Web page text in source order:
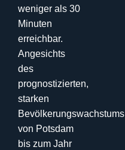
weniger als 30
Minuten
erreichbar.
Angesichts
des
prognostizierten,
starken
Bevölkerungswachstums
von Potsdam
bis zum Jahr